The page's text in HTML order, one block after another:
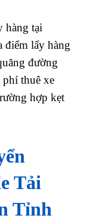
hàng tại
điểm lấy hàng
đường
thuê xe
hợp kẹt
Tải
Tỉnh